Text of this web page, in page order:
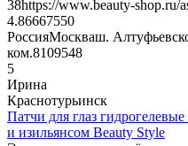
38https://www.beauty-shop.ru/
4.86667550
РоссияМоскваш.
ком.8109548
5
Ирина
Краснотурьинск
Патчи для глаз
и изильянсом Beauty Style